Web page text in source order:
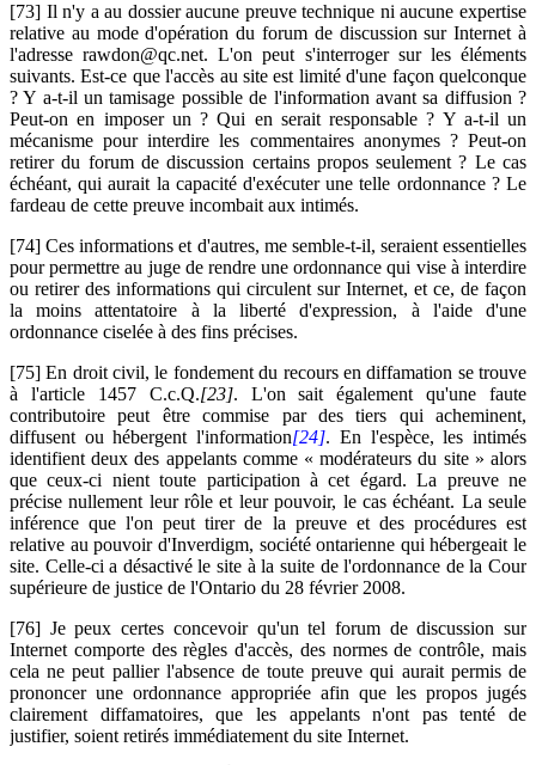
[73] Il n'y a au dossier aucune preuve technique ni aucune expertise
relative au mode d'opération du forum de discussion sur Internet à
l'adresse rawdon@qc.net. L'on peut s'interroger sur les éléments
suivants. Est-ce que l'accès au site est limité d'une façon quelconque
? Y a-t-il un tamisage possible de l'information avant sa diffusion ?
Peut-on en imposer un ? Qui en serait responsable ? Y a-t-il un
mécanisme pour interdire les commentaires anonymes ? Peut-on
retirer du forum de discussion certains propos seulement ? Le cas
échéant, qui aurait la capacité d'exécuter une telle ordonnance ? Le
fardeau de cette preuve incombait aux intimés.
[74] Ces informations et d'autres, me semble-t-il, seraient essentielles
pour permettre au juge de rendre une ordonnance qui vise à interdire
ou retirer des informations qui circulent sur Internet, et ce, de façon
la moins attentatoire à la liberté d'expression, à l'aide d'une
ordonnance ciselée à des fins précises.
[75] En droit civil, le fondement du recours en diffamation se trouve
à l'article 1457 C.c.Q.[23]. L'on sait également qu'une faute
contributoire peut être commise par des tiers qui acheminent,
diffusent ou hébergent l'information[24]. En l'espèce, les intimés
identifient deux des appelants comme « modérateurs du site » alors
que ceux-ci nient toute participation à cet égard. La preuve ne
précise nullement leur rôle et leur pouvoir, le cas échéant. La seule
inférence que l'on peut tirer de la preuve et des procédures est
relative au pouvoir d'Inverdigm, société ontarienne qui hébergeait le
site. Celle-ci a désactivé le site à la suite de l'ordonnance de la Cour
supérieure de justice de l'Ontario du 28 février 2008.
[76] Je peux certes concevoir qu'un tel forum de discussion sur
Internet comporte des règles d'accès, des normes de contrôle, mais
cela ne peut pallier l'absence de toute preuve qui aurait permis de
prononcer une ordonnance appropriée afin que les propos jugés
clairement diffamatoires, que les appelants n'ont pas tenté de
justifier, soient retirés immédiatement du site Internet.